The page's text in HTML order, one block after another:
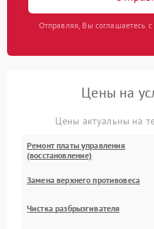
Отправляя, Вы соглашаетесь
Цены на
Цены актуальны на
Ремонт платы управления
(восстановление)
Замена верхнего противовеса
Чистка разбрызгивателя